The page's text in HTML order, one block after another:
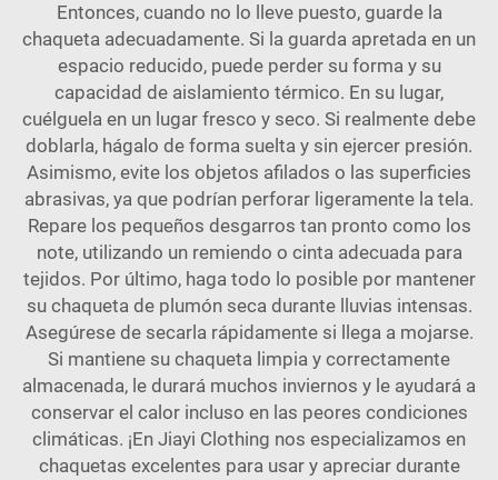
Entonces, cuando no lo lleve puesto, guarde la
chaqueta adecuadamente. Si la guarda apretada en un
espacio reducido, puede perder su forma y su
capacidad de aislamiento térmico. En su lugar,
cuélguela en un lugar fresco y seco. Si realmente debe
doblarla, hágalo de forma suelta y sin ejercer presión.
Asimismo, evite los objetos afilados o las superficies
abrasivas, ya que podrían perforar ligeramente la tela.
Repare los pequeños desgarros tan pronto como los
note, utilizando un remiendo o cinta adecuada para
tejidos. Por último, haga todo lo posible por mantener
su chaqueta de plumón seca durante lluvias intensas.
Asegúrese de secarla rápidamente si llega a mojarse.
Si mantiene su chaqueta limpia y correctamente
almacenada, le durará muchos inviernos y le ayudará a
conservar el calor incluso en las peores condiciones
climáticas. ¡En Jiayi Clothing nos especializamos en
chaquetas excelentes para usar y apreciar durante